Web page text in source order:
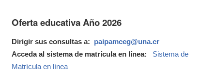
Oferta educativa Año 2026
Dirigir sus consultas a: paipamceg@una.cr
Acceda al sistema de matrícula en línea: Sistema de
Matrícula en línea